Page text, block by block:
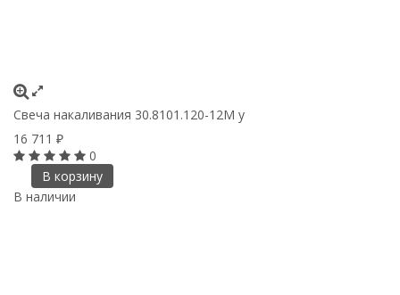
Свеча накаливания 30.8101.120-12М у
16 711 ₽
0
В корзину
В наличии